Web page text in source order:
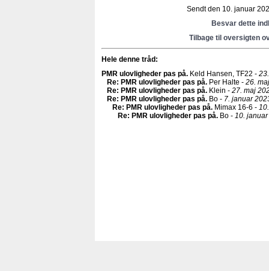
Sendt den 10. januar
Besvar dette
Tilbage til oversigten
Hele denne tråd:
PMR ulovligheder pas på. Keld Hansen, TF22 -
Re: PMR ulovligheder pas på. Per Halte - 26.
Re: PMR ulovligheder pas på. Klein - 27. maj
Re: PMR ulovligheder pas på. Bo - 7. januar
Re: PMR ulovligheder pas på. Mimax 16-6 -
Re: PMR ulovligheder pas på. Bo - 10.